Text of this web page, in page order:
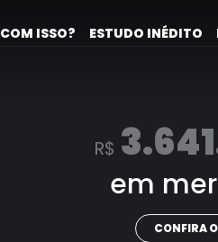
ISSO? ESTUDO INÉDITO
R$
em
CONFIRA